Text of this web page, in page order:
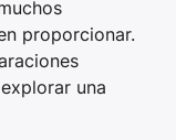
proporcionar.
una